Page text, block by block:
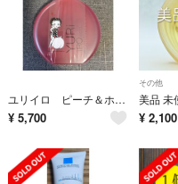
ユリイロ ピーチ＆ホワイトティー 限定パッケージ ベティ・ブープ
¥ 5,700
その他
¥ 2,100